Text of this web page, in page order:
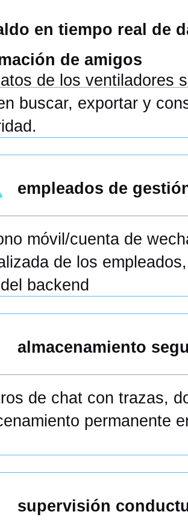
en tiempo real de
de amigos
de los ventiladores
buscar, exportar y
empleados de
móvil/cuenta de
de los
backend
almacenamiento
de chat con trazas,
permanente
supervisión